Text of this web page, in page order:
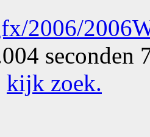
2006/
seconden
kijk zoek.